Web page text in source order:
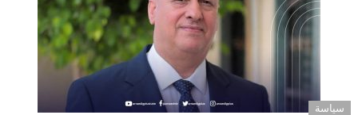
سياسة